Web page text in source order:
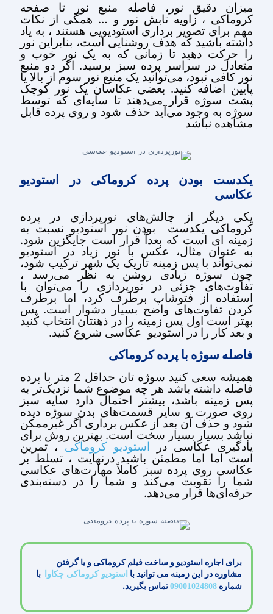
میزان دقیق نور، فاصله منبع نور تا صفحه
کروماکی ، زاویه تابش نور و … همگی از نکات
مهم برای تصویر برداری استودیویی هستند ، به یاد
داشته باشید که هدف روشنایی است، بنابراین نور
را حرکت دهید تا زمانی که به یک نور خوب و
متعادل در سراسر پرده سبز برسید. اگر دو منبع
نور کافی نبود، می‌توانید یک منبع نور سوم از بالا یا
پایین اضافه کنید. بعضی عکاسان یک نور کوچک
پشت سوژه قرار می‌دهند تا سایه‌ای که توسط
سوژه به وجود می‌آید حذف شود و روی پرده قابل
مشاهده نباشد
یکدست بودن پرده کروماکی در استودیو
عکاسی
یکی دیگر از چالش‌های نورپردازی در پرده
کروماکی یکدست بودن نور استودیو نسبت به
زمینه ای است که بعداً قرار است جایگزین شود.
به عنوان مثال، عکس با نور زیاد در استودیو
نمی‌تواند با پس زمینه تاریک یک شهر ترکیب شود،
چون سوژه زیادی روشن به نظر می‌رسد ،
تفاوت‌های جزئی در نورپردازی را می‌توان با
استفاده از فتوشاپ برطرف کرد، اما برطرف
کردن تفاوت‌های واضح بسیار دشوار است. پس
بهتر است اول پس زمینه را در ذهنتان انتخاب کنید
و بعد کار را در استودیو عکاسی شروع کنید.
فاصله سوژه با پرده کروماکی
همیشه سعی کنید سوژه تان حداقل 2 متر با پرده
فاصله داشته باشد هر چه موضوع شما نزدیک‌تر به
پس زمینه باشد، بیشتر احتمال دارد سایه سبز
روی صورت و سایر قسمت‌های بدن سوژه دیده
شود و حذف آن بعد از عکس برداری اگر غیرممکن
نباشد بسیار بسیار سخت است. بهترین روش برای
یادگیری عکاسی در
استودیو کروماکی، تمرین
است اما اما مطمئن باشید درنهایت ، تسلط بر
عکاسی روی پرده سبز کاملاً مهارت‌های عکاسی
شما را تقویت می‌کند و شما را در دسته‌بندی
حرفه‌ای‌ها قرار می‌دهد.
برای اجاره استودیو و ساخت فیلم کروماکی و یا گرفتن
مشاوره در این زمینه می توانید با استودیو کروماکی چکاوا
با
شماره 09001024808 تماس بگیرید.